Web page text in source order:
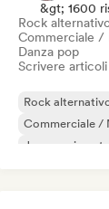
&gt; 1600
Rock
Commerciale /
Danza pop
Scrivere articoli
Rock
Commerciale /
Jazz